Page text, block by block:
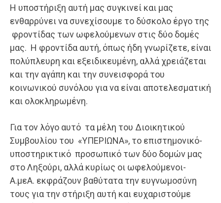
Η υποστήριξη αυτή μας συγκινεί και μας
ενθαρρύνει να συνεχίσουμε το δύσκολο έργο της
φροντίδας των ωφελούμενων στις δύο δομές
μας. Η φροντίδα αυτή, όπως ήδη γνωρίζετε, είναι
πολύπλευρη και εξειδικευμένη, αλλά χρειάζεται
και την αγάπη και την συνεισφορά του
κοινωνικού συνόλου για να είναι αποτελεσματική
και ολοκληρωμένη.
Για τον λόγο αυτό τα μέλη του Διοικητικού
Συμβουλίου του «ΥΠΕΡΙΩΝΑ», το επιστημονικό-
υποστηρικτικό προσωπικό των δύο δομών μας
στο Ληξούρι, αλλά κυρίως οι ωφελούμενοι-
Α.μεΑ. εκφράζουν βαθύτατα την ευγνωμοσύνη
τους για την στήριξη αυτή και ευχαριστούμε